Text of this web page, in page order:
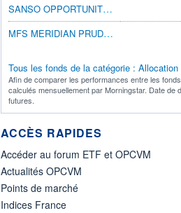
SANSO OPPORTUNITÉS A
MFS MERIDIAN PRUDENT WEALTH WH1 EUR
Tous les fonds de la catégorie :
Afin de comparer les performances entre les
calculés mensuellement par Morningstar. Date
futures.
ACCÈS RAPIDES
Accéder au forum ETF et OPCVM
Actualités OPCVM
Points de marché
Indices France